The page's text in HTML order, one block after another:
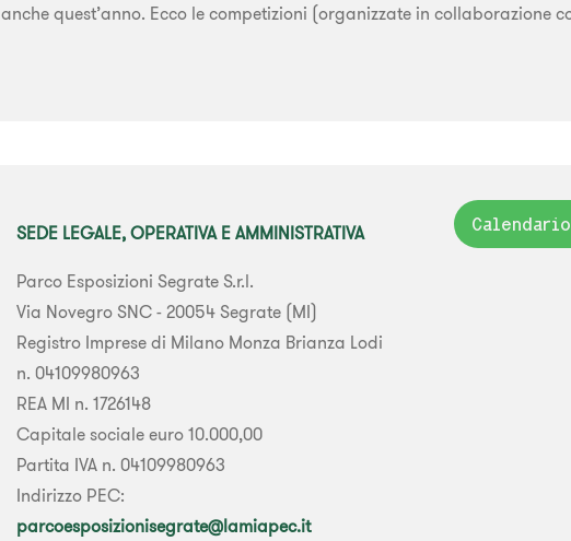
anche quest’anno. Ecco le competizioni (organizzate in collaborazione
SEDE LEGALE, OPERATIVA E AMMINISTRATIVA
Parco Esposizioni Segrate S.r.l.
Via Novegro SNC - 20054 Segrate (MI)
Registro Imprese di Milano Monza Brianza Lodi
n. 04109980963
REA MI n. 1726148
Capitale sociale euro 10.000,00
Partita IVA n. 04109980963
Indirizzo PEC:
parcoesposizionisegrate@lamiapec.it